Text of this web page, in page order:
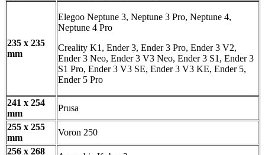
235 x 235
mm
Elegoo Neptune 3, Neptune 3 Pro, Neptune 4,
Neptune 4 Pro
Creality K1, Ender 3, Ender 3 Pro, Ender 3 V2,
Ender 3 Neo, Ender 3 V3 Neo, Ender 3 S1, Ender 3
S1 Pro, Ender 3 V3 SE, Ender 3 V3 KE, Ender 5,
Ender 5 Pro
241 x 254
mm
Prusa
255 x 255
mm
Voron 250
256 x 268